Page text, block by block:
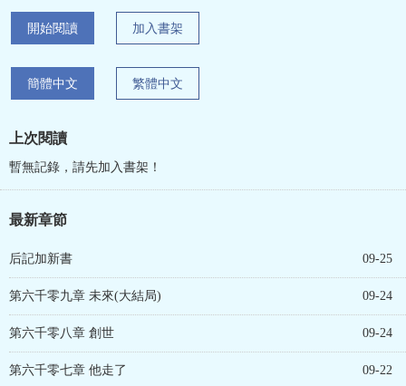
開始閱讀 加入書架
簡體中文 繁體中文
上次閱讀
暫無記錄，請先加入書架！
最新章節
后記加新書 09-25
第六千零九章 未來(大結局) 09-24
第六千零八章 創世 09-24
第六千零七章 他走了 09-22